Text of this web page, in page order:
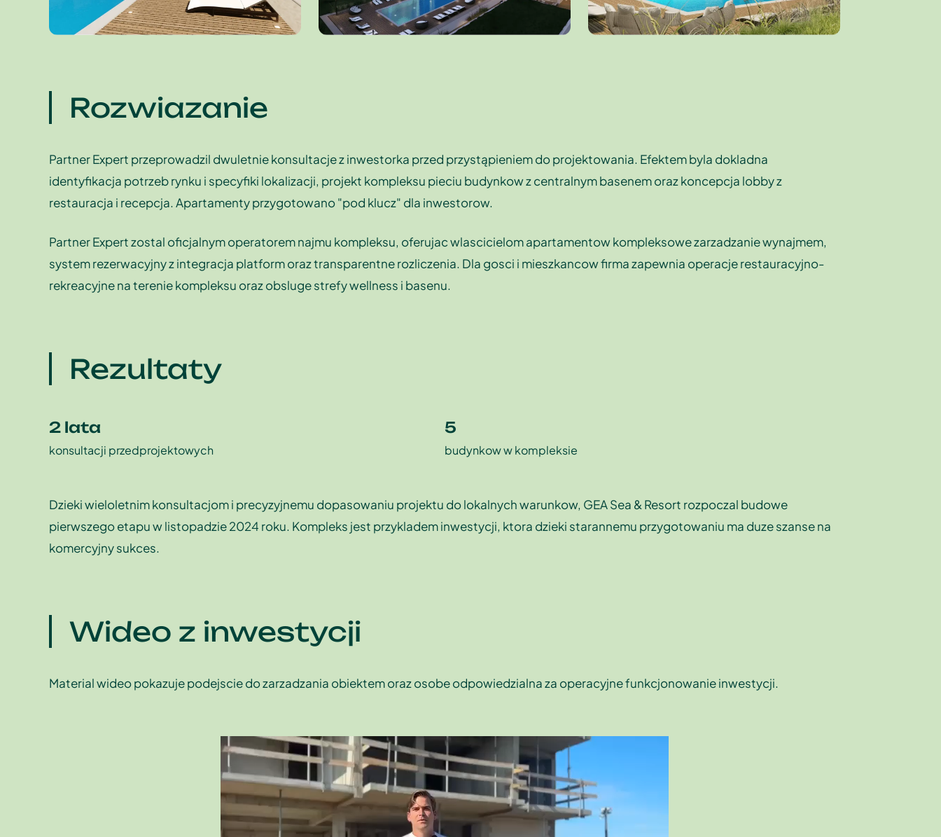
Rozwiazanie
Partner Expert przeprowadzil dwuletnie konsultacje z inwestorka przed przystąpieniem do projektowania. Efektem byla dokladna
identyfikacja potrzeb rynku i specyfiki lokalizacji, projekt kompleksu pieciu budynkow z centralnym basenem oraz koncepcja lobby z
restauracja i recepcja. Apartamenty przygotowano "pod klucz" dla inwestorow.
Partner Expert zostal oficjalnym operatorem najmu kompleksu, oferujac wlascicielom apartamentow kompleksowe zarzadzanie wynajmem,
system rezerwacyjny z integracja platform oraz transparentne rozliczenia. Dla gosci i mieszkancow firma zapewnia operacje restauracyjno-
rekreacyjne na terenie kompleksu oraz obsluge strefy wellness i basenu.
Rezultaty
2 lata
konsultacji przedprojektowych
5
budynkow w kompleksie
Dzieki wieloletnim konsultacjom i precyzyjnemu dopasowaniu projektu do lokalnych warunkow, GEA Sea & Resort rozpoczal budowe
pierwszego etapu w listopadzie 2024 roku. Kompleks jest przykladem inwestycji, ktora dzieki starannemu przygotowaniu ma duze szanse na
komercyjny sukces.
Wideo z inwestycji
Material wideo pokazuje podejscie do zarzadzania obiektem oraz osobe odpowiedzialna za operacyjne funkcjonowanie inwestycji.